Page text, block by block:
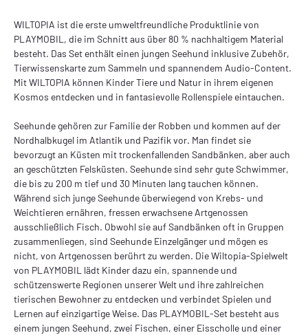
WILTOPIA ist die erste umweltfreundliche Produktlinie von
PLAYMOBIL, die im Schnitt aus über 80 % nachhaltigem Material
besteht. Das Set enthält einen jungen Seehund inklusive Zubehör,
Tierwissenskarte zum Sammeln und spannendem Audio-Content.
Mit WILTOPIA können Kinder Tiere und Natur in ihrem eigenen
Kosmos entdecken und in fantasievolle Rollenspiele eintauchen.
Seehunde gehören zur Familie der Robben und kommen auf der
Nordhalbkugel im Atlantik und Pazifik vor. Man findet sie
bevorzugt an Küsten mit trockenfallenden Sandbänken, aber auch
an geschützten Felsküsten. Seehunde sind sehr gute Schwimmer,
die bis zu 200 m tief und 30 Minuten lang tauchen können.
Während sich junge Seehunde überwiegend von Krebs- und
Weichtieren ernähren, fressen erwachsene Artgenossen
ausschließlich Fisch. Obwohl sie auf Sandbänken oft in Gruppen
zusammenliegen, sind Seehunde Einzelgänger und mögen es
nicht, von Artgenossen berührt zu werden. Die Wiltopia-Spielwelt
von PLAYMOBIL lädt Kinder dazu ein, spannende und
schützenswerte Regionen unserer Welt und ihre zahlreichen
tierischen Bewohner zu entdecken und verbindet Spielen und
Lernen auf einzigartige Weise. Das PLAYMOBIL-Set besteht aus
einem jungen Seehund, zwei Fischen, einer Eisscholle und einer